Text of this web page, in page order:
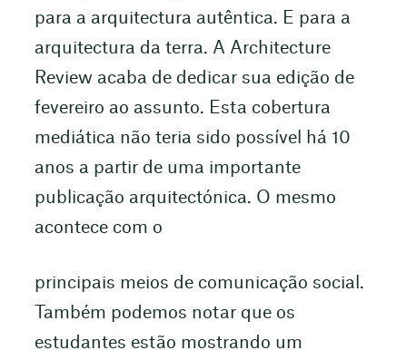
para a arquitectura autêntica. E para a
arquitectura da terra. A Architecture
Review acaba de dedicar sua edição de
fevereiro ao assunto. Esta cobertura
mediática não teria sido possível há 10
anos a partir de uma importante
publicação arquitectónica. O mesmo
acontece com o
principais meios de comunicação social.
Também podemos notar que os
estudantes estão mostrando um